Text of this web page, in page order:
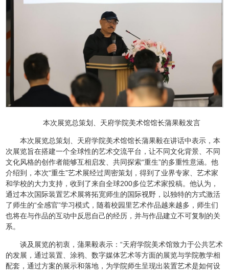
本次展览总策划、天府学院美术馆馆长蒲果毅发言
本次展览总策划、天府学院美术馆馆长蒲果毅在讲话中表示，本
次展览旨在搭建一个全球性的艺术交流平台，让不同文化背景、不同
文化风格的创作者能够互相启发、共同探索“重生”的多重性意涵。他
介绍到，本次“重生”艺术展经过周密策划，得到了业界专家、艺术家
和学校的大力支持，收到了来自全球200多位艺术家投稿。他认为，
通过本次国际装置艺术展将拓宽师生的国际视野，以独特的方式激活
了师生的“全感官”学习模式，随着校园里艺术作品越来越多，师生们
也将在与作品的互动中反思自己的经历，并与作品建立不可复制的关
系。
谈及展览的初衷，蒲果毅表示：“天府学院美术馆致力于公共艺术
的发展，通过装置、涂鸦、数字媒体艺术等方面的展览与学院教学相
配套，通过方案的展示和落地，为学院师生呈现出装置艺术是如何设